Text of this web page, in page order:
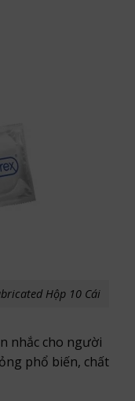
Hộp 10 Cái
nhắc cho người
phổ biến, chất